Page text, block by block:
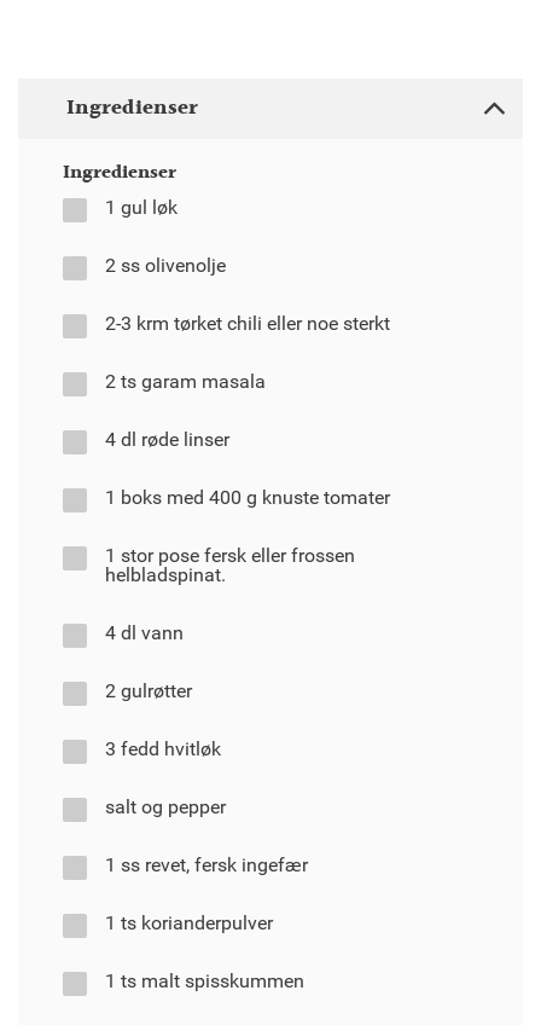
Ingredienser
Ingredienser
1 gul løk
2 ss olivenolje
2-3 krm tørket chili eller noe sterkt
2 ts garam masala
4 dl røde linser
1 boks med 400 g knuste tomater
1 stor pose fersk eller frossen
helbladspinat.
4 dl vann
2 gulrøtter
3 fedd hvitløk
salt og pepper
1 ss revet, fersk ingefær
1 ts korianderpulver
1 ts malt spisskummen